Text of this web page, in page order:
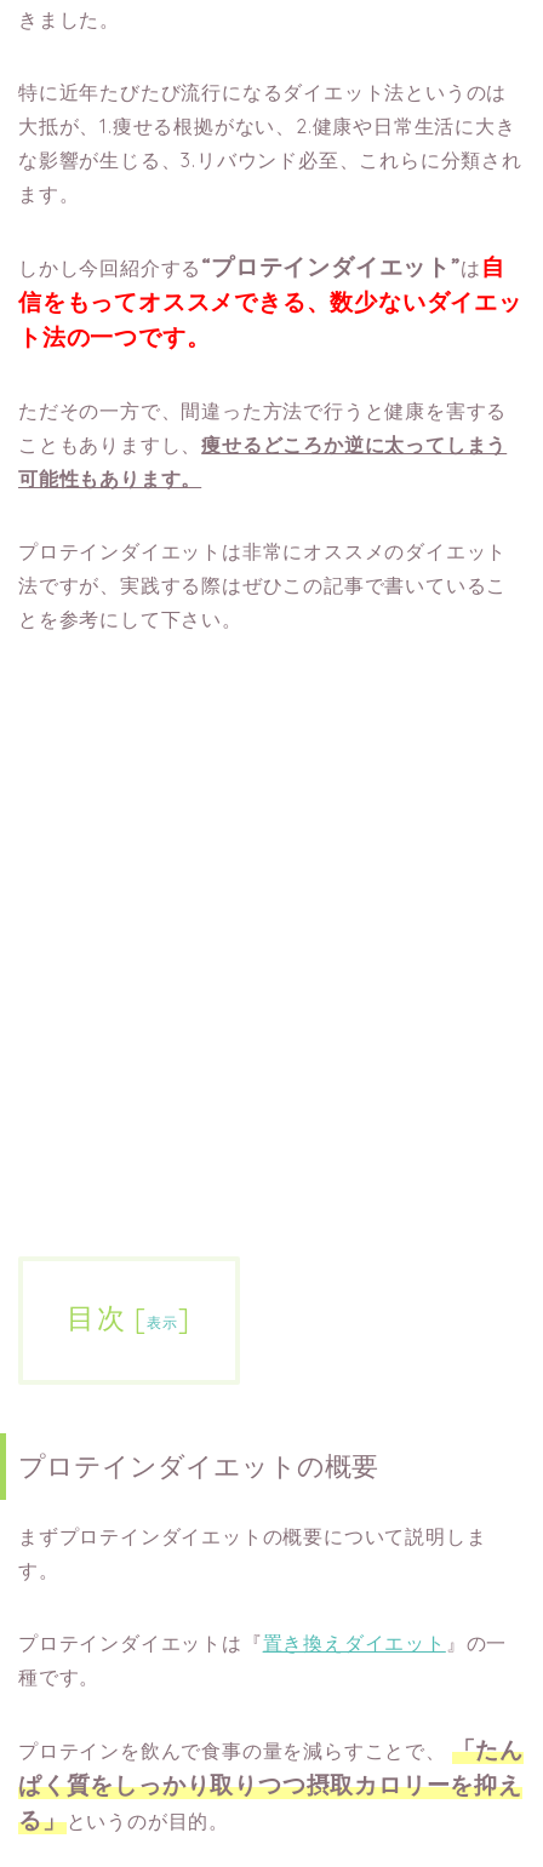
きました。
特に近年たびたび流行になるダイエット法というのは
大抵が、1.痩せる根拠がない、2.健康や日常生活に大き
な影響が生じる、3.リバウンド必至、これらに分類され
ます。
しかし今回紹介する “プロテインダイエット”は 自
信をもってオススメできる、数少ないダイエッ
ト法の一つです。
ただその一方で、間違った方法で行うと健康を害する
こともありますし、痩せるどころか逆に太ってしまう
可能性もあります。
プロテインダイエットは非常にオススメのダイエット
法ですが、実践する際はぜひこの記事で書いているこ
とを参考にして下さい。
目次 [表示]
プロテインダイエットの概要
まずプロテインダイエットの概要について説明しま
す。
プロテインダイエットは『置き換えダイエット 』の一
種です。
プロテインを飲んで食事の量を減らすことで、
「たん
ぱく質をしっかり取りつつ摂取カロリーを抑え
る」というのが目的。